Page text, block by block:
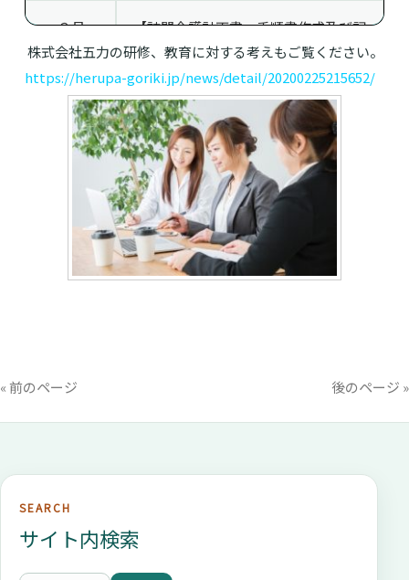
３月
【訪問介護計画書、手順書作成及び記
録】 訪問介護計画とは
４月
【訪問介護計画書、手順書作成及び記
録】介護予防を重視した訪問介護計
画とは
【事務所内の部下を指導・教育する方
法】訪問介護職員の指導方法
法】 チームアプローチのあり方
９月
【必要な医療知識や対応方法】 多職
株式会社五力の研修、教育に対する考えもご覧ください。
https://herupa-goriki.jp/news/detail/20200225215652/
« 前のページ 後のページ »
SEARCH
サイト内検索